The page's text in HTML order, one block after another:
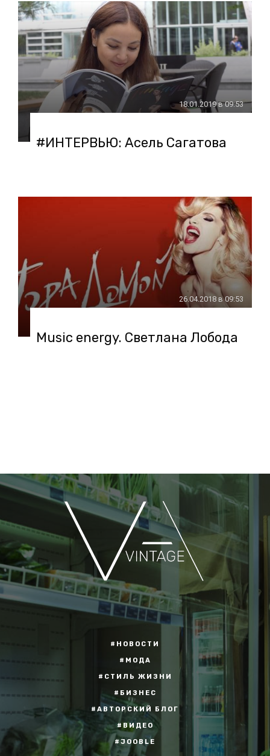
18.01.2019 в 09:53
#ИНТЕРВЬЮ: Асель Сагатова
26.04.2018 в 09:53
Music energy. Светлана Лобода
#НОВОСТИ
#МОДА
#СТИЛЬ ЖИЗНИ
#БИЗНЕС
#АВТОРСКИЙ БЛОГ
#ВИДЕО
#JOOBLE